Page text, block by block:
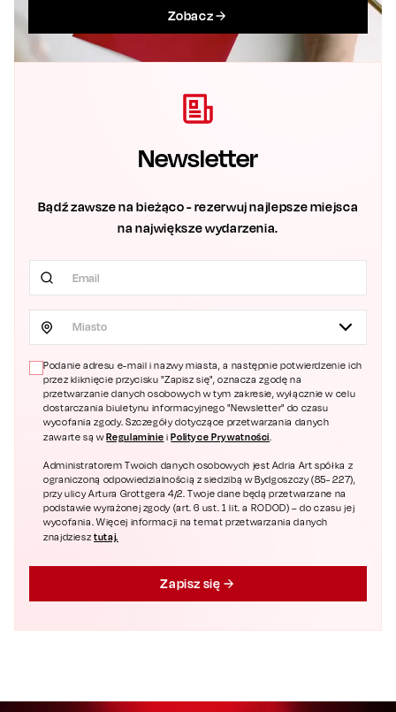
Zobacz
Newsletter
Bądź zawsze na bieżąco - rezerwuj najlepsze miejsca
na największe wydarzenia.
Miasto
Podanie adresu e-mail i nazwy miasta, a następnie potwierdzenie ich
przez kliknięcie przycisku "Zapisz się", oznacza zgodę na
przetwarzanie danych osobowych w tym zakresie, wyłącznie w celu
dostarczania biuletynu informacyjnego "Newsletter" do czasu
wycofania zgody. Szczegóły dotyczące przetwarzania danych
zawarte są wRegulaminie i Polityce Prywatności.
Administratorem Twoich danych osobowych jest Adria Art spółka z
ograniczoną odpowiedzialnością z siedzibą w Bydgoszczy (85- 227),
przy ulicy Artura Grottgera 4/2. Twoje dane będą przetwarzane na
podstawie wyrażonej zgody (art. 6 ust. 1 lit. a RODOD) – do czasu jej
wycofania. Więcej informacji na temat przetwarzania danych
znajdziesztutaj.
Zapisz się